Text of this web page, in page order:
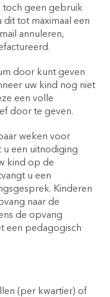
toch geen gebruik
tot maximaal een
annuleren,
door kunt geven
uw kind nog niet
een volle
door te geven.
weken voor
u een uitnodiging
kind op de
u een
Kinderen
naar de
de opvang
een pedagogisch
(per kwartier) of
opvang